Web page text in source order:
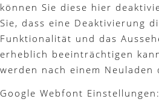
können Sie diese hier
Sie, dass eine Deaktivierung
Funktionalität und das
erheblich beeinträchtigen
werden nach einem Neuladen
Google Webfont Einstellungen: